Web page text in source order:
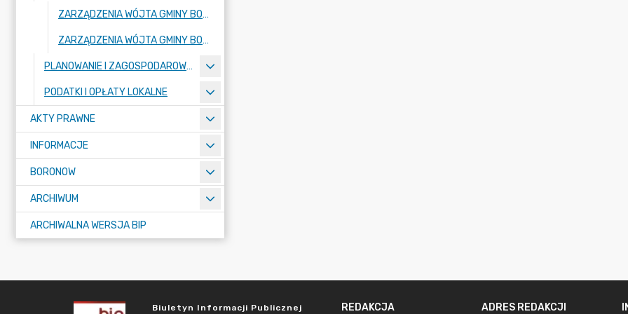
ZARZĄDZENIA WÓJTA GMINY BORONÓW WYDANE W 2026 ROKU
ZARZĄDZENIA WÓJTA GMINY BORONÓW WYDANE W 2025 ROKU
PLANOWANIE I ZAGOSPODAROWANIE PRZESTRZENNE - REJESTR URBANISTYCZNY
PODATKI I OPŁATY LOKALNE
AKTY PRAWNE
INFORMACJE
BORONOW
ARCHIWUM
ARCHIWALNA WERSJA BIP
Biuletyn Informacji Publicznej REDAKCJA ADRES REDAKCJI